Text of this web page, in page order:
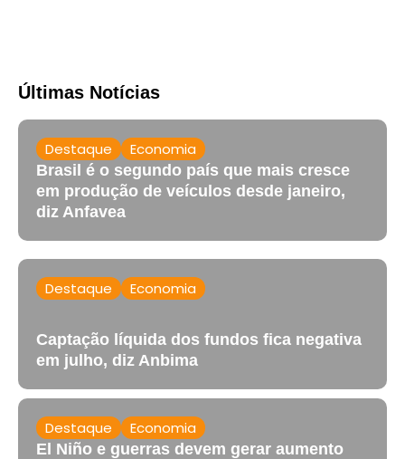
Últimas Notícias
Destaque Economia
Brasil é o segundo país que mais cresce
em produção de veículos desde janeiro,
diz Anfavea
Destaque Economia
Captação líquida dos fundos fica negativa
em julho, diz Anbima
Destaque Economia
El Niño e guerras devem gerar aumento